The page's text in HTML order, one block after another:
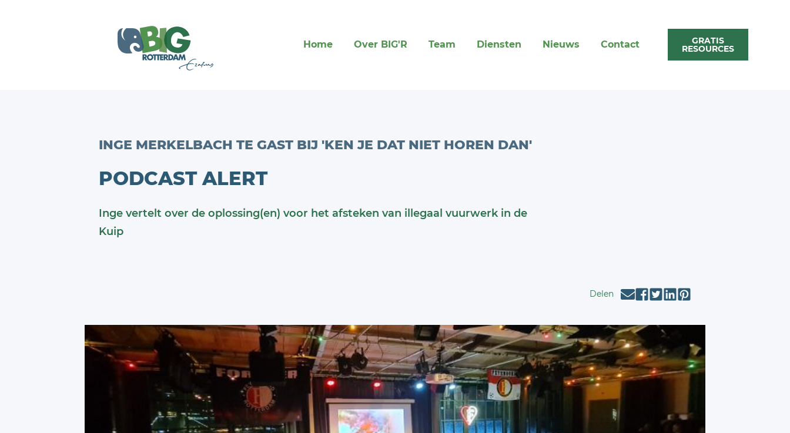
Home Over BIG'R Team Diensten Nieuws Contact GRATIS
RESOURCES
INGE MERKELBACH TE GAST BIJ 'KEN JE DAT NIET HOREN DAN'
PODCAST ALERT
Inge vertelt over de oplossing(en) voor het afsteken van illegaal vuurwerk in de
Kuip
Delen